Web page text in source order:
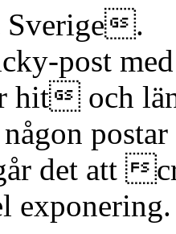
.
post
hit och
postar
det att
exponering.